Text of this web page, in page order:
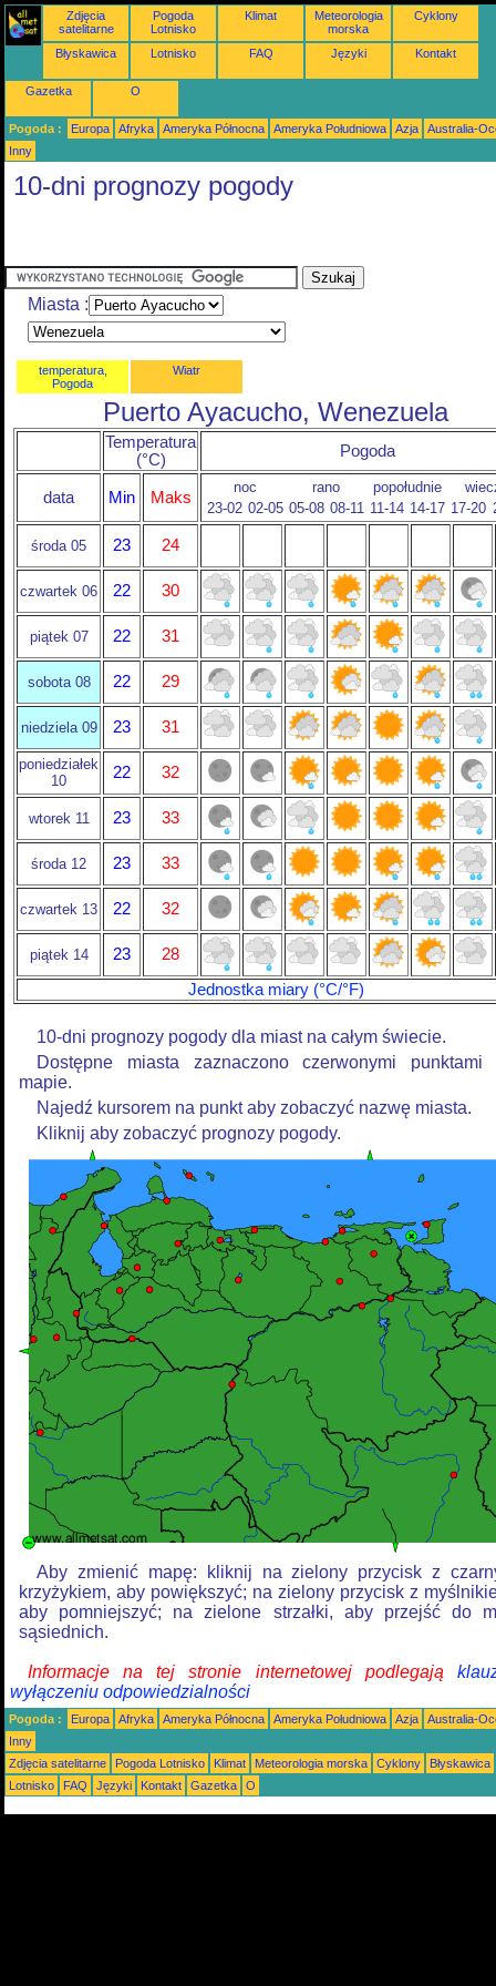
Zdjęcia
satelitarne
Pogoda
Lotnisko
Klimat
Meteorologia
morska
Cyklony
Błyskawica Lotnisko FAQ Języki Kontakt
Gazetka O
Pogoda : Europa Afryka Ameryka Północna Ameryka Południowa Azja
Australia-
Inny
10-dni prognozy pogody
Miasta :
temperatura,
Pogoda
Wiatr
Puerto Ayacucho, Wenezuela
Temperatura
(°C)
Pogoda
data Min Maks
noc rano popołudnie
23-02 02-05 05-08 08-11 11-14 14-17 17-20
środa 05 23 24
czwartek 06 22 30
piątek 07 22 31
sobota 08 22 29
niedziela 09 23 31
poniedziałek
10
22 32
wtorek 11 23 33
środa 12 23 33
czwartek 13 22 32
piątek 14 23
28
Jednostka miary (°C/°F)
10-dni prognozy pogody dla miast na całym świecie.
Dostępne miasta zaznaczono czerwonymi punktami
mapie.
Najedź kursorem na punkt aby zobaczyć nazwę miasta.
Kliknij aby zobaczyć prognozy pogody.
Aby zmienić mapę: kliknij na zielony przycisk z
krzyżykiem, aby powiększyć; na zielony przycisk z
aby pomniejszyć; na zielone strzałki, aby przejść do
sąsiednich.
Informacje na tej stronie internetowej podlegają
wyłączeniu odpowiedzialności
Pogoda : Europa Afryka Ameryka Północna Ameryka Południowa Azja
Australia-
Inny
Zdjęcia satelitarne
Pogoda Lotnisko Klimat Meteorologia morska Cyklony
Błyskawica
Lotnisko
FAQ Języki Kontakt Gazetka O